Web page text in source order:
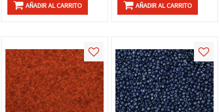
AÑADIR AL CARRITO AÑADIR AL CARRITO